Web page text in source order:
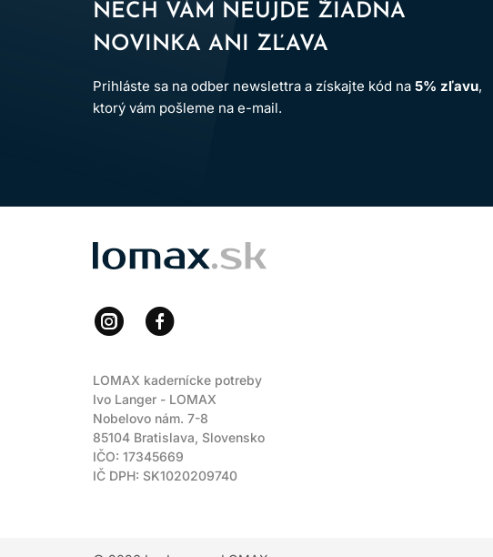
NECH VÁM NEUJDE ŽIADNA
NOVINKA ANI ZĽAVA
Prihláste sa na odber newslettra a získajte kód na 5% zľavu,
ktorý vám pošleme na e-mail.
LOMAX
LOMAX kadernícke potreby
Ivo Langer - LOMAX
Nobelovo nám. 7-8
85104 Bratislava, Slovensko
IČO: 17345669
IČ DPH: SK1020209740